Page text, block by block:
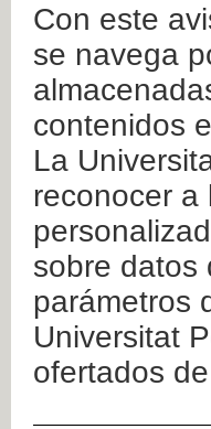
Con este
se navega
contenidos
La
reconocer a
sobre datos
parámetros
Universitat
ofertados